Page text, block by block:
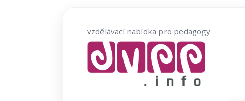
vzdělávací nabídka pro pedagogy